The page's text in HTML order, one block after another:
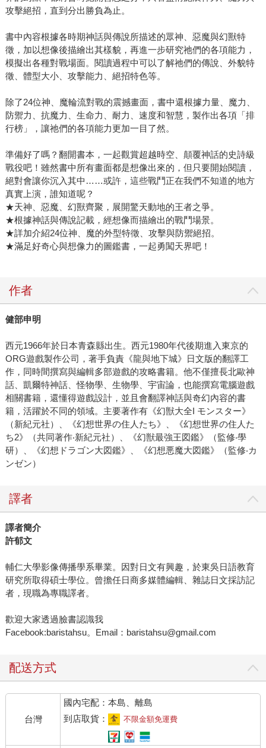
攻擊絕招，直到分出勝負為止。
書中內容根據各時期神話與傳說所描述的眾神、惡魔與幻獸特
徵，加以想像後描繪出其樣貌，再進一步研究祂們的各項能力，
模擬出各種對戰場面。閱讀過程中可以了解祂們的傳說、外貌特
徵、體型大小、攻擊能力、絕招特色等。
除了24位神、魔輪流對戰的震撼畫面，書中還根據力量、魔力、
防禦力、抗魔力、生命力、耐力、速度和智慧，製作出各項「排
行榜」，讓祂們的各項能力更加一目了然。
準備好了嗎？翻開書本，一起觀賞超越時空、顛覆神話的史詩級
戰役吧！雖然書中所有畫面都是想像出來的，但只要開始閱讀，
絕對會讓你沉入其中……或許，這些戰鬥正在我們不知道的地方
真實上演，誰知道呢？
★天神、惡魔、幻獸齊聚，展開驚天動地的王者之爭。
★根據神話與傳說記載，經想像而描繪出的戰鬥場景。
★詳加介紹24位神、魔的外型特徵、攻擊與防禦絕招。
★滿足好奇心與想像力的圖鑑書，一起勇闖天界吧！
作者
健部申明
西元1966年於日本青森縣出生。西元1980年代後期進入東京的
ORG遊戲製作公司，著手負責《龍與地下城》日文版的翻譯工
作，同時間撰寫與編輯多部遊戲的攻略書籍。他不僅擅長北歐神
話、凱爾特神話、怪物學、生物學、宇宙論，也能撰寫電腦遊戲
相關書籍，還懂得遊戲設計，並且會翻譯神話與奇幻內容的書
籍，活躍於不同的領域。主要著作有《幻獣大全I モンスター》
（新紀元社）、《幻想世界の住人たち》、《幻想世界の住人た
ち2》（共同著作‧新紀元社）、《幻獣最強王図鑑》（監修‧學
研）、《幻想ドラゴン大図鑑》、《幻想悪魔大図鑑》（監修‧カ
ンゼン）
譯者
譯者簡介
許郁文
輔仁大學影像傳播學系畢業。因對日文有興趣，於東吳日語教育
研究所取得碩士學位。曾擔任日商多媒體編輯、雜誌日文採訪記
者，現職為專職譯者。
歡迎大家透過臉書認識我
Facebook:baristahsu。Email：baristahsu@gmail.com
配送方式
台灣
國內宅配：本島、離島
到店取貨：
不限金額免運費